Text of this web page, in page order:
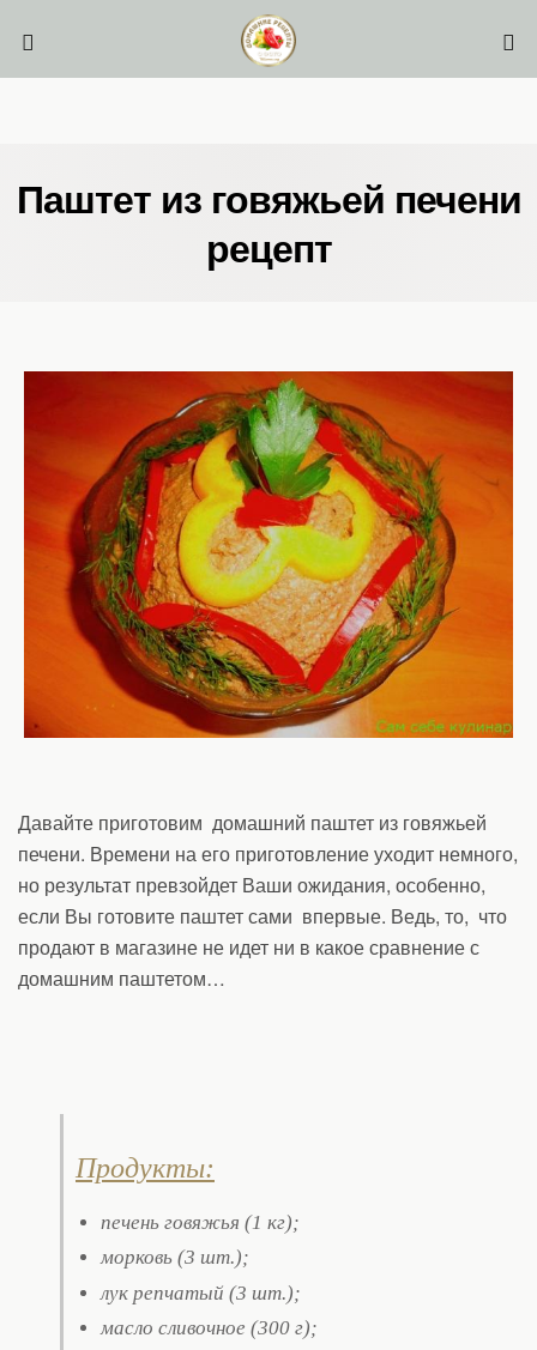
Паштет из говяжьей печени
рецепт
Давайте приготовим домашний паштет из говяжьей
печени. Времени на его приготовление уходит немного,
но результат превзойдет Ваши ожидания, особенно,
если Вы готовите паштет сами впервые. Ведь, то, что
продают в магазине не идет ни в какое сравнение с
домашним паштетом…
Продукты:
печень говяжья (1 кг);
морковь (3 шт.);
лук репчатый (3 шт.);
масло сливочное (300 г);